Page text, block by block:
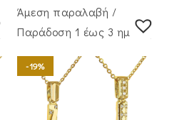
Άμεση παραλαβή /
Παράδoση 1 έως 3 ημέρες
-19%